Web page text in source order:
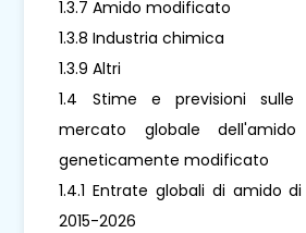
1.3.7 Amido modificato
1.3.8 Industria chimica
1.3.9 Altri
1.4 Stime e previsioni sulle
mercato globale
geneticamente modificato
1.4.1 Entrate globali di amido
2015-2026